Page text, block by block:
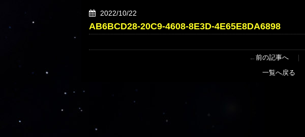
2022/10/22
AB6BCD28-20C9-4608-8E3D-4E65E8DA6898
← 前の記事へ｜
一覧へ戻る